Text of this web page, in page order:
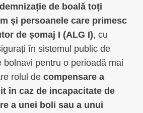
de boală toți
și persoanele care primesc
de șomaj I (ALG I), cu
în sistemul public de
bolnavi pentru o perioadă mai
rolul de compensare a
în caz de incapacitate de
a unei boli sau a unui